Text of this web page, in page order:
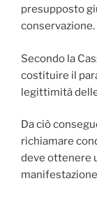
presupposto
conservazione.
Secondo la
costituire il
legittimità
Da ciò
richiamare
deve ottenere